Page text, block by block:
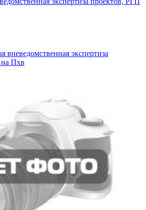
вневедомственная экспертиза
Пхв